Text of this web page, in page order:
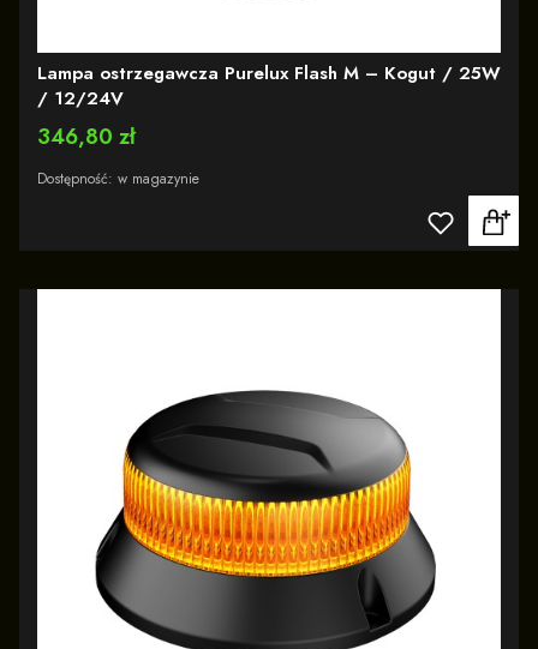
Lampa ostrzegawcza Purelux Flash M – Kogut / 25W
/ 12/24V
Cena
346,80 zł
Dostępność: w magazynie